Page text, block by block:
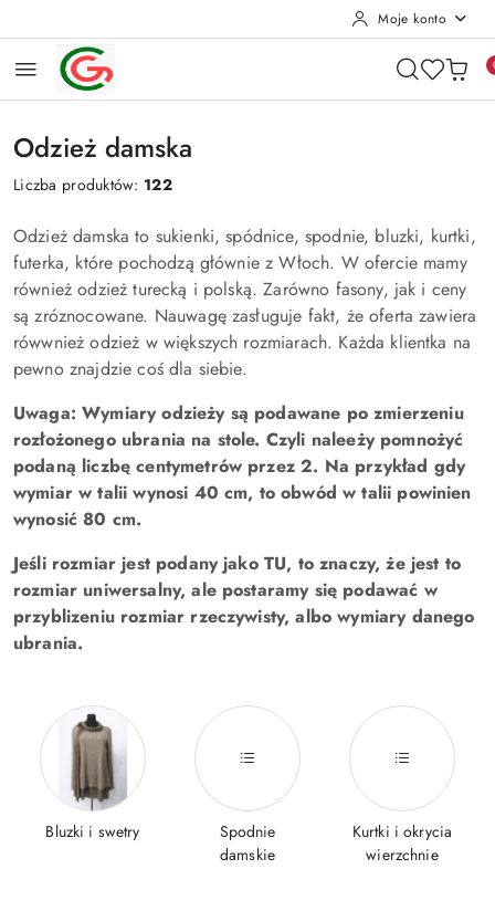
Moje konto
Odzież damska
Liczba produktów: 122
Odzież damska to sukienki, spódnice, spodnie, bluzki, kurtki,
futerka, które pochodzą głównie z Włoch. W ofercie mamy
również odzież turecką i polską. Zarówno fasony, jak i ceny
są zróznocowane. Nauwagę zasługuje fakt, że oferta zawiera
rówwnież odzież w większych rozmiarach. Każda klientka na
pewno znajdzie coś dla siebie.
Uwaga: Wymiary odzieży są podawane po zmierzeniu
rozłożonego ubrania na stole. Czyli naleeży pomnożyć
podaną liczbę centymetrów przez 2. Na przykład gdy
wymiar w talii wynosi 40 cm, to obwód w talii powinien
wynosić 80 cm.
Jeśli rozmiar jest podany jako TU, to znaczy, że jest to
rozmiar uniwersalny, ale postaramy się podawać w
przyblizeniu rozmiar rzeczywisty, albo wymiary danego
ubrania.
Bluzki i swetry
Spodnie
damskie
Kurtki i okrycia
wierzchnie